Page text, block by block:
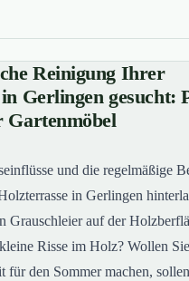
Reinigung Ihrer Holzterrase in
Pflege und ölen der
unsere Profis Holzterrassen in
Reinigung Ihrer
Gerlingen gesucht:
Gartenmöbel
und die regelmäßige
in Gerlingen
Grauschleier auf der
Risse im Holz? Wollen
für den Sommer machen,